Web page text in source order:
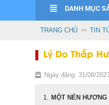
DANH MỤC
TRANG CHỦ TIN
Lý Do Thắp
Ngày đăng: 31/08/
MỘT NÉN